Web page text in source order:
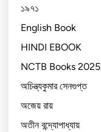
১৯৭১
English Book
HINDI EBOOK
NCTB Books 2025
অচিন্ত্যকুমার সেনগুপ্ত
অজেয় রায়
অতীন বন্দ্যোপাধ্যায়